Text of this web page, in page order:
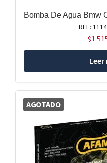
Bomba De Agua Bmw
REF:
$
Leer
AGOTADO